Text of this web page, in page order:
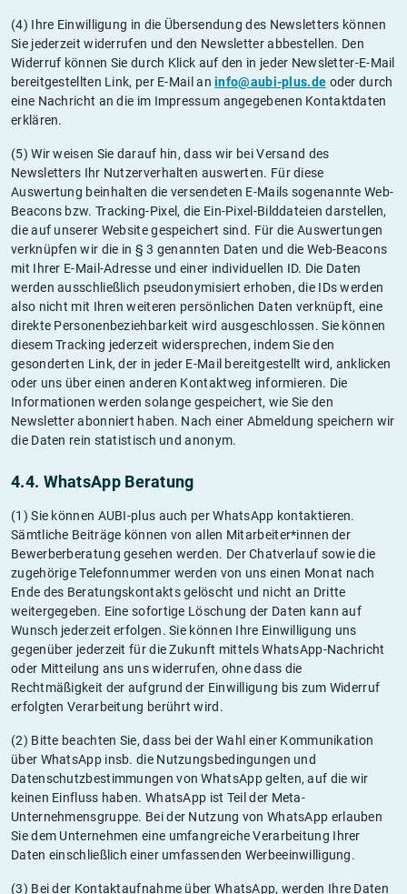
(4) Ihre Einwilligung in die Übersendung des Newsletters können
Sie jederzeit widerrufen und den Newsletter abbestellen. Den
Widerruf können Sie durch Klick auf den in jeder Newsletter-E-Mail
bereitgestellten Link, per E-Mail aninfo@aubi-plus.de oder durch
eine Nachricht an die im Impressum angegebenen Kontaktdaten
erklären.
(5) Wir weisen Sie darauf hin, dass wir bei Versand des
Newsletters Ihr Nutzerverhalten auswerten. Für diese
Auswertung beinhalten die versendeten E-Mails sogenannte Web-
Beacons bzw. Tracking-Pixel, die Ein-Pixel-Bilddateien darstellen,
die auf unserer Website gespeichert sind. Für die Auswertungen
verknüpfen wir die in § 3 genannten Daten und die Web-Beacons
mit Ihrer E-Mail-Adresse und einer individuellen ID. Die Daten
werden ausschließlich pseudonymisiert erhoben, die IDs werden
also nicht mit Ihren weiteren persönlichen Daten verknüpft, eine
direkte Personenbeziehbarkeit wird ausgeschlossen. Sie können
diesem Tracking jederzeit widersprechen, indem Sie den
gesonderten Link, der in jeder E-Mail bereitgestellt wird, anklicken
oder uns über einen anderen Kontaktweg informieren. Die
Informationen werden solange gespeichert, wie Sie den
Newsletter abonniert haben. Nach einer Abmeldung speichern wir
die Daten rein statistisch und anonym.
4.4. WhatsApp Beratung
(1) Sie können AUBI-plus auch per WhatsApp kontaktieren.
Sämtliche Beiträge können von allen Mitarbeiter*innen der
Bewerberberatung gesehen werden. Der Chatverlauf sowie die
zugehörige Telefonnummer werden von uns einen Monat nach
Ende des Beratungskontakts gelöscht und nicht an Dritte
weitergegeben. Eine sofortige Löschung der Daten kann auf
Wunsch jederzeit erfolgen. Sie können Ihre Einwilligung uns
gegenüber jederzeit für die Zukunft mittels WhatsApp-Nachricht
oder Mitteilung ans uns widerrufen, ohne dass die
Rechtmäßigkeit der aufgrund der Einwilligung bis zum Widerruf
erfolgten Verarbeitung berührt wird.
(2) Bitte beachten Sie, dass bei der Wahl einer Kommunikation
über WhatsApp insb. die Nutzungsbedingungen und
Datenschutzbestimmungen von WhatsApp gelten, auf die wir
keinen Einfluss haben. WhatsApp ist Teil der Meta-
Unternehmensgruppe. Bei der Nutzung von WhatsApp erlauben
Sie dem Unternehmen eine umfangreiche Verarbeitung Ihrer
Daten einschließlich einer umfassenden Werbeeinwilligung.
(3) Bei der Kontaktaufnahme über WhatsApp, werden Ihre Daten